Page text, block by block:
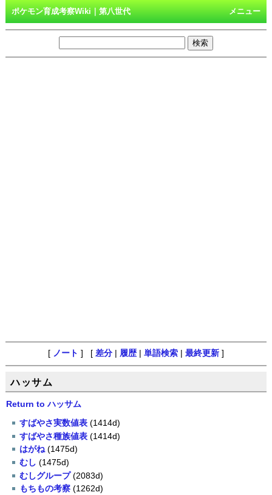
メニュー
ポケモン育成考察Wiki｜第八世代
[ ノート ] [ 差分 履歴 単語検索 最終更新 ]
ハッサム
Return to ハッサム
すばやさ実数値表 (1414d)
すばやさ種族値表 (1414d)
はがね(1475d)
むし (1475d)
むしグループ(2083d)
もちもの考察 (1262d)